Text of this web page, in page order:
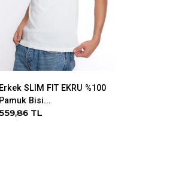
Erkek SLIM FIT EKRU %100
Pamuk Bisi...
TL